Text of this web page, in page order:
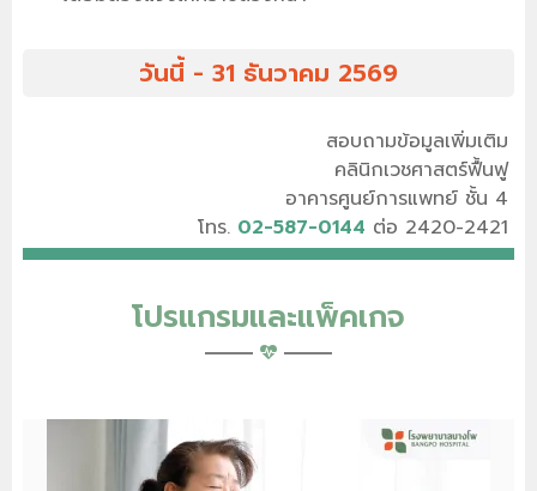
วันนี้ - 31 ธันวาคม 2569
สอบถามข้อมูลเพิ่มเติม
คลินิกเวชศาสตร์ฟื้นฟู
อาคารศูนย์การแพทย์ ชั้น 4
โทร. 02-587-0144 ต่อ 2420-2421
โปรแกรมและแพ็คเกจ